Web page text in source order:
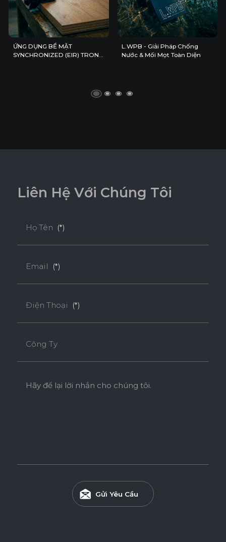
ỨNG DỤNG BỀ MẶT
SYNCHRONIZED (EIR) TRONG
L.WPB - Giải Pháp Chống
Nước & Mối Mọt Toàn Diện
Liên Hệ Với Chúng Tôi
Họ Tên (*)
Email (*)
Điện Thoại (*)
Công Ty
Hãy để lại lời nhắn cho chúng tôi.
Gửi Yêu Cầu